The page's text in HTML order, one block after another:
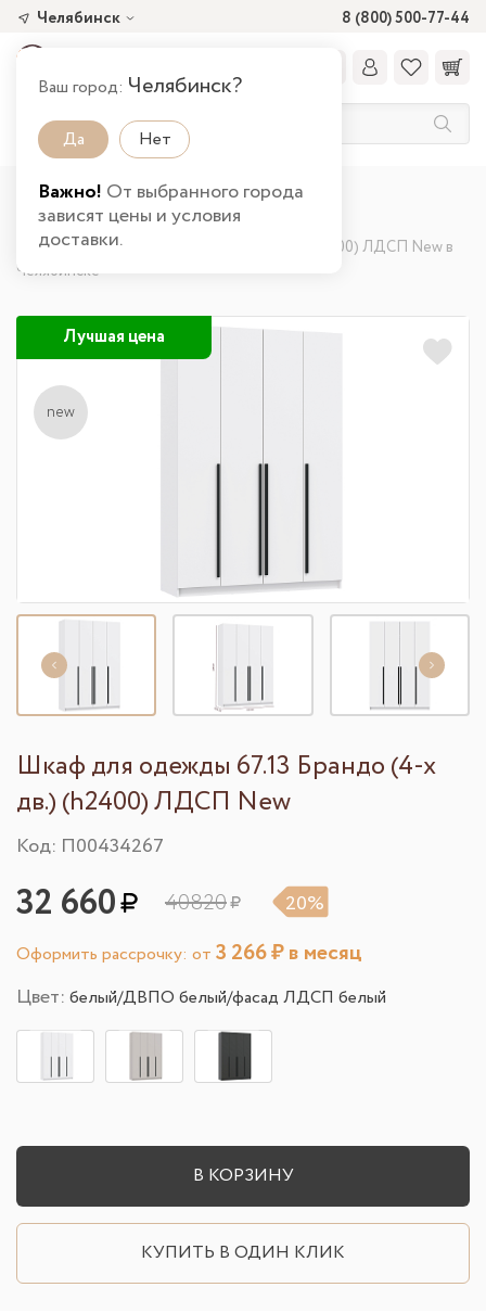
8 (800) 500-77-44
Челябинск
Ваш город: Челябинск?
Да Нет
Важно! От выбранного города
зависят цены и условия
доставки.
Главная Каталог товаров
Спальня
Шкафы и стеллажи
Шкаф для одежды 67.13 Брандо (4-х дв.) (h2400) ЛДСП New в
Челябинске
Лучшая цена
new
Шкаф для одежды 67.13 Брандо (4-х
дв.) (h2400) ЛДСП New
Код: П00434267
32 660 40820 20%
Оформить рассрочку: от 3 266₽ в месяц
Цвет: белый/ДВПО белый/фасад ЛДСП белый
В КОРЗИНУ
КУПИТЬ В ОДИН КЛИК